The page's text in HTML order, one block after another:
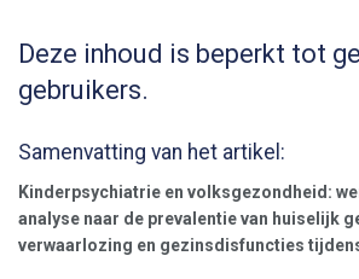
Deze inhoud is beperkt tot
gebruikers.
Samenvatting van het artikel:
Kinderpsychiatrie en volksgezondheid:
analyse naar de prevalentie van huiselijk
verwaarlozing en gezinsdisfuncties